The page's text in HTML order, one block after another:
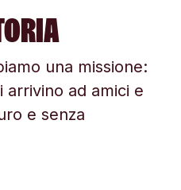
una missione:
arrivino ad amici e
e senza